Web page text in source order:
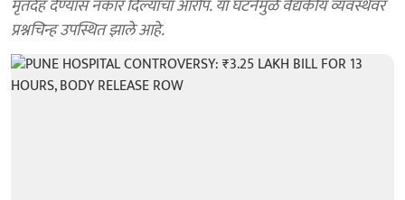
मृतदेह देण्यास नकार दिल्याचा आरोप. या घटनेमुळे वैद्यकीय व्यवस्थेवर
प्रश्नचिन्ह उपस्थित झाले आहे.